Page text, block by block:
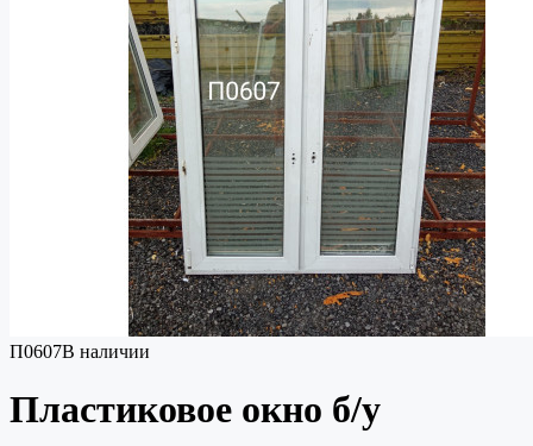
П0607В наличии
Пластиковое окно б/у